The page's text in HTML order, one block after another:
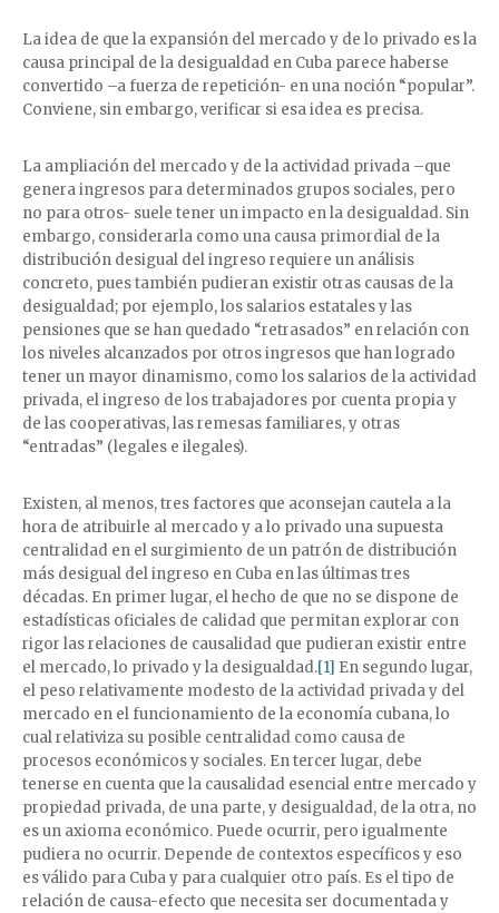
La idea de que la expansión del mercado y de lo privado es la
causa principal de la desigualdad en Cuba parece haberse
convertido –a fuerza de repetición- en una noción “popular”.
Conviene, sin embargo, verificar si esa idea es precisa.
La ampliación del mercado y de la actividad privada –que
genera ingresos para determinados grupos sociales, pero
no para otros- suele tener un impacto en la desigualdad. Sin
embargo, considerarla como una causa primordial de la
distribución desigual del ingreso requiere un análisis
concreto, pues también pudieran existir otras causas de la
desigualdad; por ejemplo, los salarios estatales y las
pensiones que se han quedado “retrasados” en relación con
los niveles alcanzados por otros ingresos que han logrado
tener un mayor dinamismo, como los salarios de la actividad
privada, el ingreso de los trabajadores por cuenta propia y
de las cooperativas, las remesas familiares, y otras
“entradas” (legales e ilegales).
Existen, al menos, tres factores que aconsejan cautela a la
hora de atribuirle al mercado y a lo privado una supuesta
centralidad en el surgimiento de un patrón de distribución
más desigual del ingreso en Cuba en las últimas tres
décadas. En primer lugar, el hecho de que no se dispone de
estadísticas oficiales de calidad que permitan explorar con
rigor las relaciones de causalidad que pudieran existir entre
el mercado, lo privado y la desigualdad.[1] En segundo lugar,
el peso relativamente modesto de la actividad privada y del
mercado en el funcionamiento de la economía cubana, lo
cual relativiza su posible centralidad como causa de
procesos económicos y sociales. En tercer lugar, debe
tenerse en cuenta que la causalidad esencial entre mercado y
propiedad privada, de una parte, y desigualdad, de la otra, no
es un axioma económico. Puede ocurrir, pero igualmente
pudiera no ocurrir. Depende de contextos específicos y eso
es válido para Cuba y para cualquier otro país. Es el tipo de
relación de causa-efecto que necesita ser documentada y